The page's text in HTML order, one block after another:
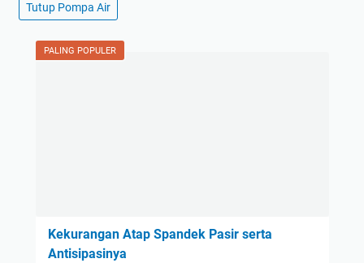
Tutup Pompa Air
PALING POPULER
Kekurangan Atap Spandek Pasir serta
Antisipasinya